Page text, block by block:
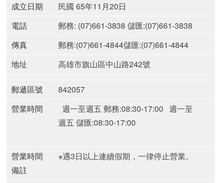
成立日期
民國 65年11月20日
電話
郵務: (07)661-3838 儲匯:(07)661-3838
傳真
郵務:(07)661-4844儲匯:(07)661-4844
地址
高雄市旗山區中山路242號
郵遞區號
842057
營業時間
週一至週五 郵務:08:30-17:00 週一至
週五 儲匯:08:30-17:00
營業時間
備註
※遇3日以上連續假期，一律停止營業。